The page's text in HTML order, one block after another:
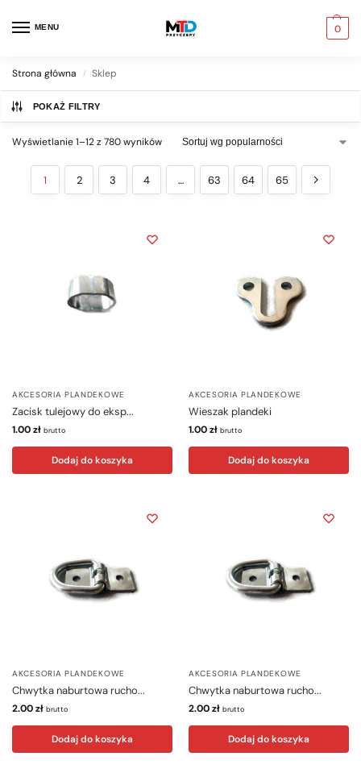
MENU 0
Strona główna / Sklep
POKAŻ FILTRY
Wyświetlanie 1–12 z 780 wyników
1 2 3 4 … 63 64 65
AKCESORIA PLANDEKOWE
Zacisk tulejowy do eksp...
1.00zł brutto
Dodaj do koszyka
AKCESORIA PLANDEKOWE
Wieszak plandeki
1.00zł brutto
Dodaj do koszyka
AKCESORIA PLANDEKOWE
Chwytka naburtowa rucho...
2.00zł brutto
Dodaj do koszyka
AKCESORIA PLANDEKOWE
Chwytka naburtowa rucho...
2.00zł brutto
Dodaj do koszyka